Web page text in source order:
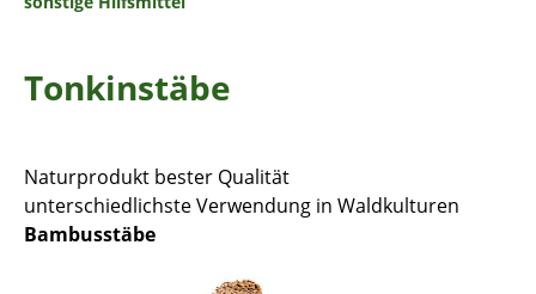
Tonkinstäbe
Naturprodukt bester Qualität
unterschiedlichste Verwendung in Waldkulturen
Bambusstäbe